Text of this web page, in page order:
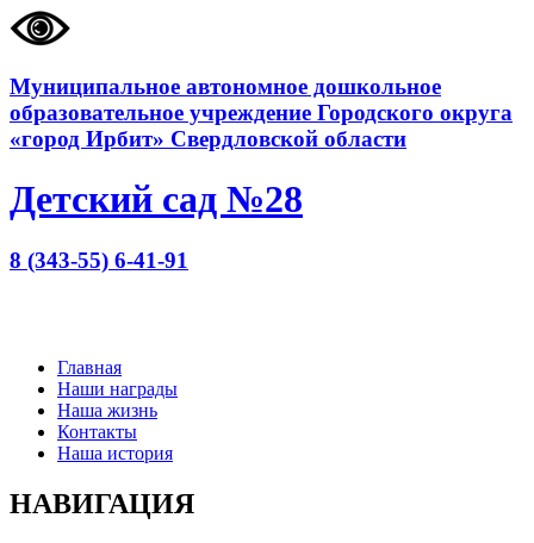
Муниципальное автономное дошкольное
образовательное учреждение Городского округа
«город Ирбит» Свердловской области
Детский сад №28
8 (343-55) 6-41-91
Главная
Наши награды
Наша жизнь
Контакты
Наша история
НАВИГАЦИЯ